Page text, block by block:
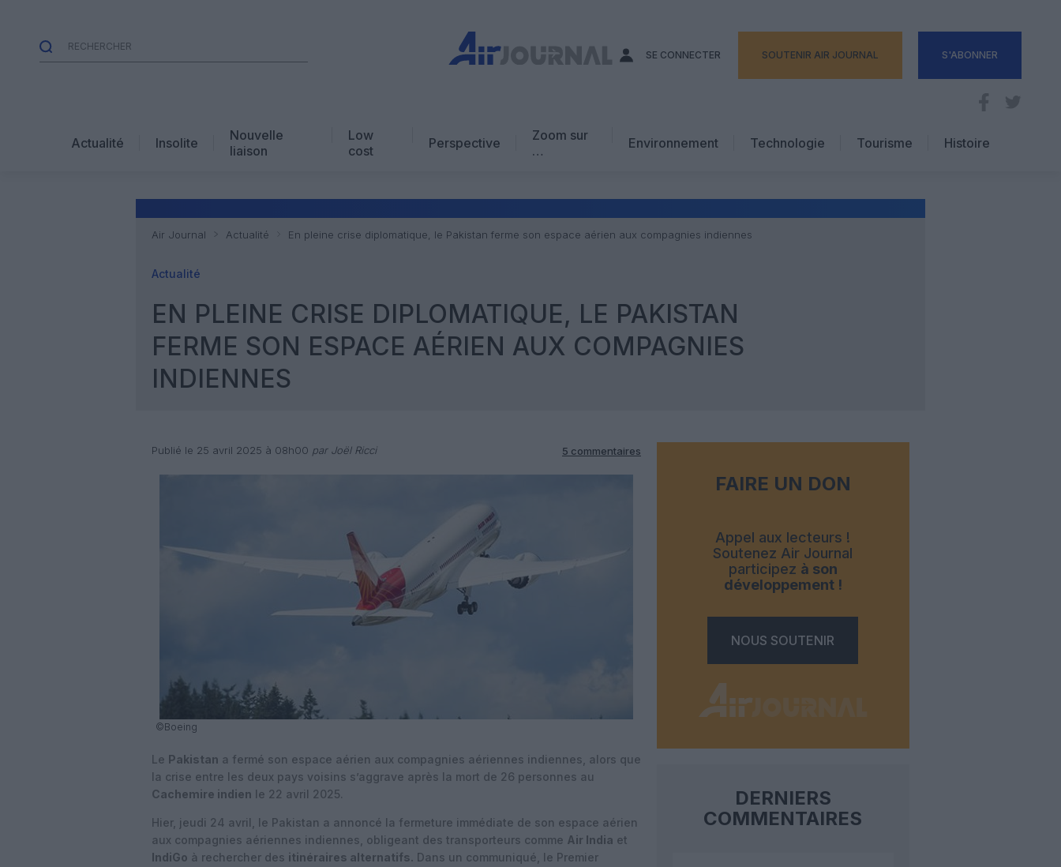
SE CONNECTER SOUTENIR AIR JOURNAL S'ABONNER
Actualité Insolite
Nouvelle
liaison
Low
cost
Perspective
Zoom sur
…
Avis d’expert
Environnement Technologie
Tourisme
Hôtellerie
Histoire
Air Journal Actualité En pleine crise diplomatique, le Pakistan ferme son espace aérien aux compagnies indiennes
Actualité
EN PLEINE CRISE DIPLOMATIQUE, LE PAKISTAN
FERME SON ESPACE AÉRIEN AUX COMPAGNIES
INDIENNES
Publié le 25 avril 2025 à 08h00 par Joël Ricci 5 commentaires
©Boeing
Le Pakistan a fermé son espace aérien aux compagnies aériennes indiennes, alors que
la crise entre les deux pays voisins s’aggrave après la mort de 26 personnes au
Cachemire indien le 22 avril 2025.
Hier, jeudi 24 avril, le Pakistan a annoncé la fermeture immédiate de son espace aérien
aux compagnies aériennes indiennes, obligeant des transporteurs comme Air India et
IndiGo à rechercher des itinéraires alternatifs. Dans un communiqué, le Premier
FAIRE UN DON
Appel aux lecteurs !
Soutenez Air Journal
participez à son
développement !
NOUS SOUTENIR
DERNIERS
COMMENTAIRES